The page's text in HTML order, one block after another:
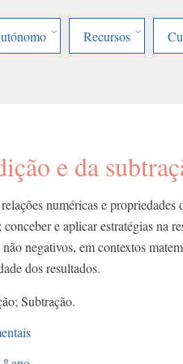
Recursos
e da
numéricas e propriedades
e aplicar estratégias na
negativos, em contextos
dos resultados.
Subtração.